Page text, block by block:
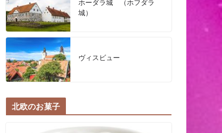
ホーダラ城 （ホフダラ
城）
ヴィスビュー
北欧のお菓子